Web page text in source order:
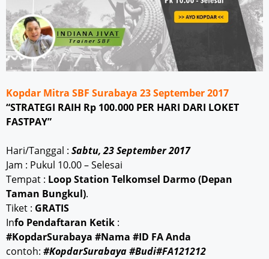
Kopdar Mitra SBF Surabaya 23 September 2017
“STRATEGI RAIH Rp 100.000 PER HARI DARI LOKET
FASTPAY”
Hari/Tanggal : Sabtu, 23 September 2017
Jam : Pukul 10.00 – Selesai
Tempat : Loop Station Telkomsel Darmo (Depan
Taman Bungkul).
Tiket : GRATIS
Info Pendaftaran Ketik :
#KopdarSurabaya #Nama #ID FA Anda
contoh: #KopdarSurabaya #Budi#FA121212